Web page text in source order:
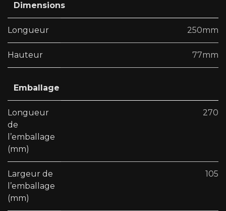
Dimensions
Longueur 250mm
Hauteur 77mm
Emballage
Longueur
de
l’emballage
(mm)
270
Largeur de
l’emballage
(mm)
105